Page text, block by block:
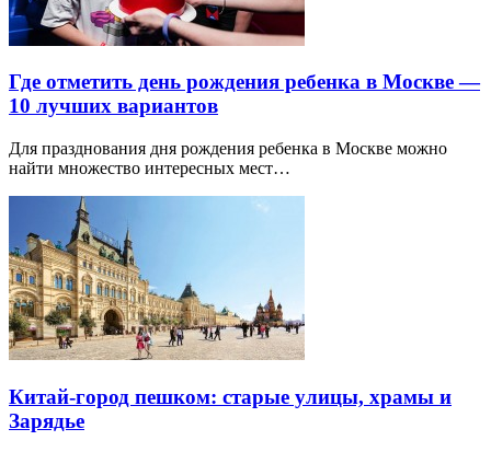
Где отметить день рождения ребенка в Москве —
10 лучших вариантов
Для празднования дня рождения ребенка в Москве можно
найти множество интересных мест…
Китай-город пешком: старые улицы, храмы и
Зарядье